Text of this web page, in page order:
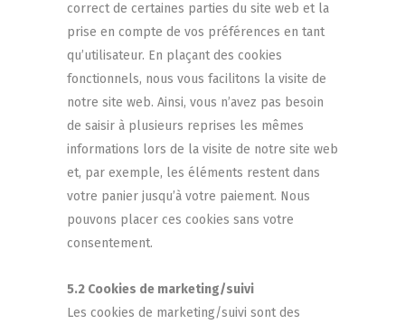
correct de certaines parties du site web et la
prise en compte de vos préférences en tant
qu’utilisateur. En plaçant des cookies
fonctionnels, nous vous facilitons la visite de
notre site web. Ainsi, vous n’avez pas besoin
de saisir à plusieurs reprises les mêmes
informations lors de la visite de notre site web
et, par exemple, les éléments restent dans
votre panier jusqu’à votre paiement. Nous
pouvons placer ces cookies sans votre
consentement.
5.2 Cookies de marketing/suivi
Les cookies de marketing/suivi sont des